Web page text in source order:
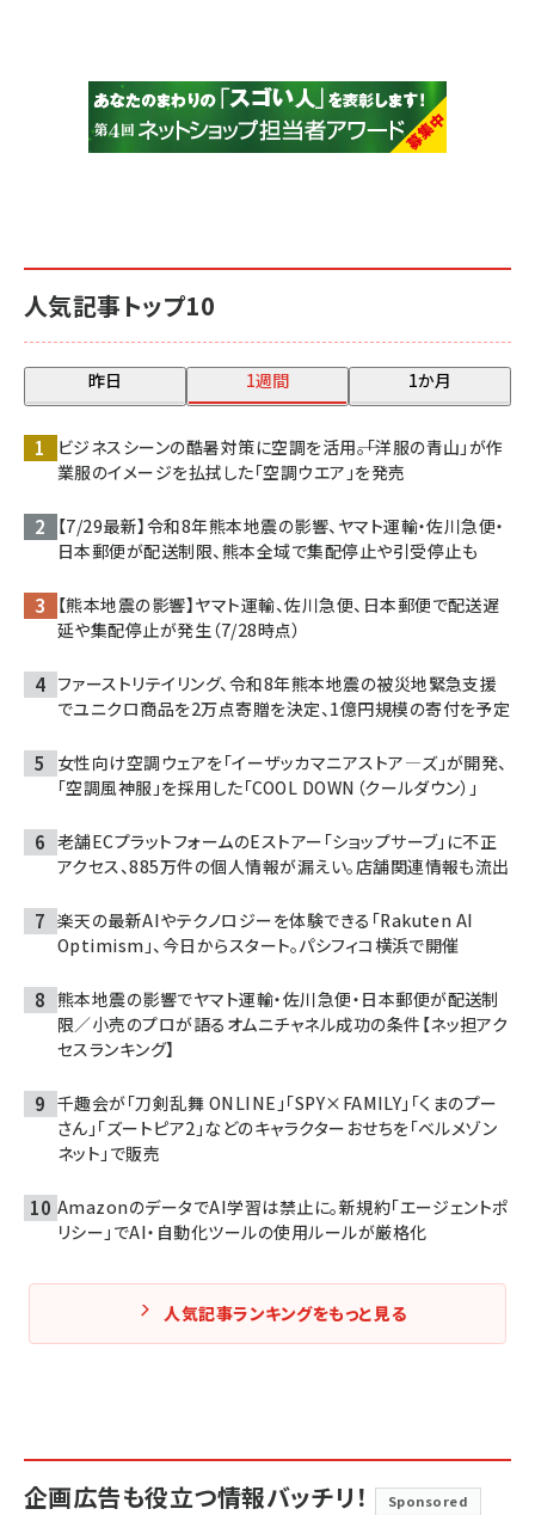
人気記事トップ10
昨日 1週間 1か月
ビジネスシーンの酷暑対策に空調を活用――。「洋服の青山」が作
業服のイメージを払拭した「空調ウエア」を発売
【7/29最新】令和8年熊本地震の影響、ヤマト運輸・佐川急便・
日本郵便が配送制限、熊本全域で集配停止や引受停止も
【熊本地震の影響】ヤマト運輸、佐川急便、日本郵便で配送遅
延や集配停止が発生（7/28時点）
ファーストリテイリング、令和8年熊本地震の被災地緊急支援
でユニクロ商品を2万点寄贈を決定、1億円規模の寄付を予定
女性向け空調ウェアを「イーザッカマニアストア―ズ」が開発、
「空調風神服」を採用した「COOL DOWN（クールダウン）」
老舗ECプラットフォームのEストアー「ショップサーブ」に不正
アクセス、885万件の個人情報が漏えい。店舗関連情報も流出
楽天の最新AIやテクノロジーを体験できる「Rakuten AI
Optimism」、今日からスタート。パシフィコ横浜で開催
熊本地震の影響でヤマト運輸・佐川急便・日本郵便が配送制
限／小売のプロが語るオムニチャネル成功の条件【ネッ担アク
セスランキング】
千趣会が「刀剣乱舞 ONLINE」「SPY×FAMILY」「くまのプー
さん」「ズートピア2」などのキャラクターおせちを「ベルメゾン
ネット」で販売
AmazonのデータでAI学習は禁止に。新規約「エージェントポ
リシー」でAI・自動化ツールの使用ルールが厳格化
人気記事ランキングをもっと見る
企画広告も役立つ情報バッチリ！ Sponsored